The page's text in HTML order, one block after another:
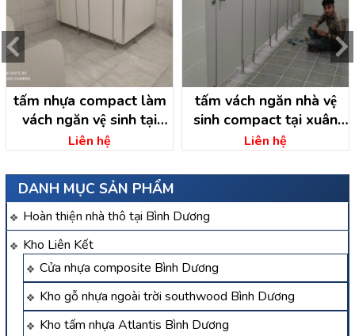
DANH MỤC SẢN PHẨM
Hoàn thiện nhà thô tại Bình Dương
Kho Liên Kết
Cửa nhựa composite Bình Dương
Kho gỗ nhựa ngoài trời southwood Bình Dương
Kho tấm nhựa Atlantis Bình Dương
tấm nhựa compact làm
vách ngăn vệ sinh tại
đông thạnh hóc môn –
Liên hệ
tấm vách ngăn nhà vệ
sinh compact tại xuân
thới đông hóc môn – hồ
Liên hệ